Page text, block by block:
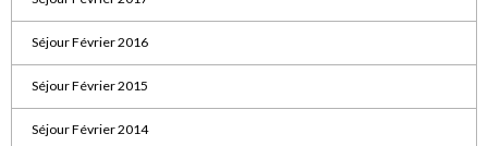
Séjour Février 2016
Séjour Février 2015
Séjour Février 2014